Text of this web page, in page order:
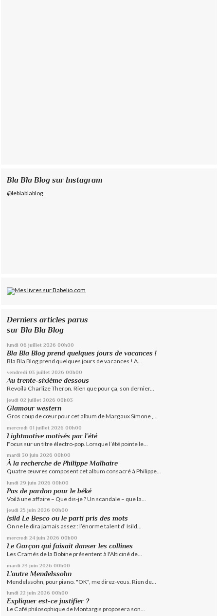
Bla Bla Blog sur Instagram
@leblablablog
Derniers articles parus
sur Bla Bla Blog
lundi 06 juillet 2026 00h00
Bla Bla Blog prend quelques jours de vacances !
Bla Bla Blog prend quelques jours de vacances ! A...
vendredi 03 juillet 2026 00h00
Au trente-sixième dessous
Revoilà Charlize Theron. Rien que pour ça, son dernier...
jeudi 02 juillet 2026 00h03
Glamour western
Gros coup de cœur pour cet album de Margaux Simone ,...
mercredi 01 juillet 2026 00h00
Lightmotive motivés par l’été
Focus sur un titre électro-pop. Lorsque l’été pointe le...
mardi 30 juin 2026 00h00
À la recherche de Philippe Malhaire
Quatre œuvres composent cet album consacré à Philippe...
lundi 29 juin 2026 00h00
Pas de pardon pour le béké
Voilà une affaire – Que dis-je ? Un scandale – que la...
jeudi 25 juin 2026 00h00
Isild Le Besco ou le parti pris des mots
On ne le dira jamais assez : l’énorme talent d’ Isild...
mercredi 24 juin 2026 00h00
Le Garçon qui faisait danser les collines
Les Cramés de la Bobine présentent à l'Alticiné de...
mardi 23 juin 2026 00h00
L’autre Mendelssohn
Mendelssohn, pour piano. "OK", me direz-vous. Rien de...
lundi 22 juin 2026 00h00
Expliquer est-ce justifier ?
Le Café philosophique de Montargis proposera son...